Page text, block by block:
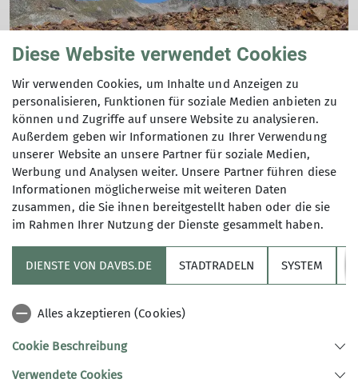
Natur BS-Alpin DAV News
DAV setzt sich weiterhin gegen die Pläne für
ein Skigebietszusammenschluss im Pitztal ein
18.06.2023
Die Sektion setzt sich weiterhin dafür ein, dass es zu
keiner Skirgebietserweiterung kommt.
mehr erfahren
Sektion
Alpenverein
Sektion Braunschweig des Deutschen Alpenvereins e.V.
Diese Website verwendet Cookies
Wir verwenden Cookies, um Inhalte und Anzeigen zu
personalisieren, Funktionen für soziale Medien anbieten zu
können und Zugriffe auf unsere Website zu analysieren.
Außerdem geben wir Informationen zu Ihrer Verwendung
unserer Website an unsere Partner für soziale Medien,
Werbung und Analysen weiter. Unsere Partner führen diese
Informationen möglicherweise mit weiteren Daten
zusammen, die Sie ihnen bereitgestellt haben oder die sie
im Rahmen Ihrer Nutzung der Dienste gesammelt haben.
DIENSTE VON DAVBS.DE STADTRADELN SYSTEM
Alles akzeptieren (Cookies)
Cookie Beschreibung
Verwendete Cookies